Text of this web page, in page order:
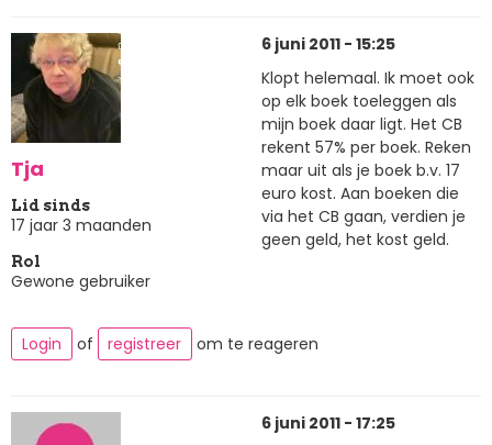
Tja
Lid sinds
17 jaar 3 maanden
Rol
Gewone gebruiker
6 juni 2011 - 15:25
Klopt helemaal. Ik moet ook
op elk boek toeleggen als
mijn boek daar ligt. Het CB
rekent 57% per boek. Reken
maar uit als je boek b.v. 17
euro kost. Aan boeken die
via het CB gaan, verdien je
geen geld, het kost geld.
Login of registreer om te reageren
6 juni 2011 - 17:25